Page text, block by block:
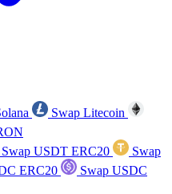
Swap Litecoin
Swap USDT ERC20
Swap
ERC20
Swap USDC